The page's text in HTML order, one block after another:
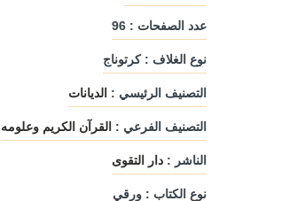
عدد الصفحات : 96
نوع الغلاف : كرتوناج
التصنيف الرئيسي : الديانات
التصنيف الفرعي : القرآن الكريم وعلومه
الناشر : دار التقوى
نوع الكتاب : ورقي